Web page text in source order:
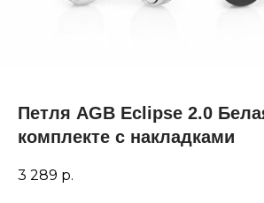
Петля AGB Eclipse 2.0
комплекте с накладками
3 289 р.